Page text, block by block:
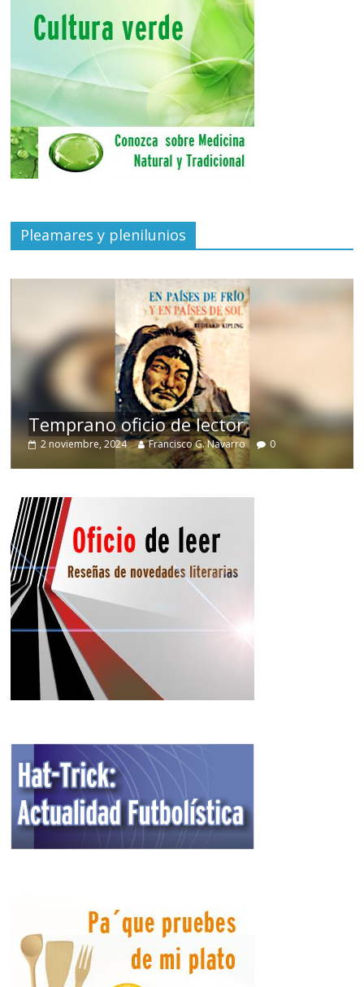
Pleamares y plenilunios
Temprano oficio de lector
2 noviembre, 2024 Francisco G. Navarro 0